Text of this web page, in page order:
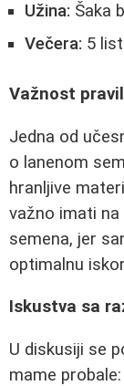
Užina: Šaka
Večera: 5
Važnost
Jedna od
o lanenom
hranljive
važno imati na
semena, jer
optimalnu
Iskustva sa
U diskusiji se
mame probale: